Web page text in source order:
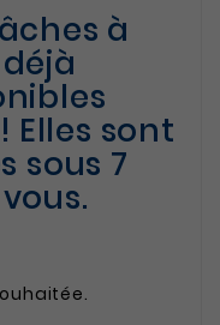
à
sont
sous 7